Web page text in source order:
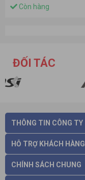
Còn hàng
ĐỐI TÁC
THÔNG TIN CÔNG TY
HỖ TRỢ KHÁCH HÀNG
CHÍNH SÁCH CHUNG